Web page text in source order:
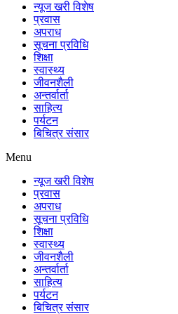
न्यूज खरी विशेष
प्रवास
अपराध
सूचना प्रविधि
शिक्षा
स्वास्थ्य
जीवनशैली
अन्तर्वार्ता
साहित्य
पर्यटन
बिचित्र संसार
Menu
न्यूज खरी विशेष
प्रवास
अपराध
सूचना प्रविधि
शिक्षा
स्वास्थ्य
जीवनशैली
अन्तर्वार्ता
साहित्य
पर्यटन
बिचित्र संसार